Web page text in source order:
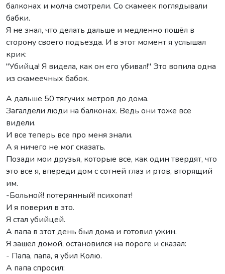
балконах и молча смотрели. Со скамеек поглядывали
бабки.
Я не знал, что делать дальше и медленно пошёл в
сторону своего подъезда. И в этот момент я услышал
крик:
"Убийца! Я видела, как он его убивал!" Это вопила одна
из скамеечных бабок.
А дальше 50 тягучих метров до дома.
Загалдели люди на балконах. Ведь они тоже все
видели.
И все теперь все про меня знали.
А я ничего не мог сказать.
Позади мои друзья, которые все, как один твердят, что
это все я, впереди дом с сотней глаз и ртов, вторящий
им.
-Больной! потерянный! психопат!
И я поверил в это.
Я стал убийцей.
А папа в этот день был дома и готовил ужин.
Я зашел домой, остановился на пороге и сказал:
- Папа, папа, я убил Колю.
А папа спросил: